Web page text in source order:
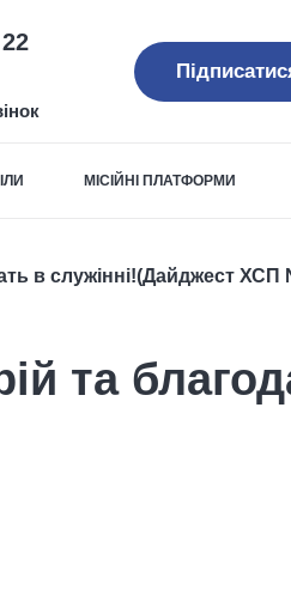
МІСІЙНІ ПЛАТФОРМИ
в служінні!(Дайджест
та